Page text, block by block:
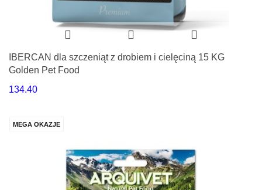
IBERCAN dla szczeniąt z drobiem i cielęciną 15 KG
Golden Pet Food
134.40
MEGA OKAZJE